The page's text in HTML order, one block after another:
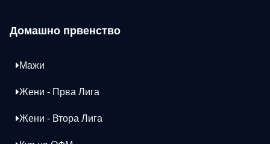
Домашно првенство
Мажи
Жени - Прва Лига
Жени - Втора Лига